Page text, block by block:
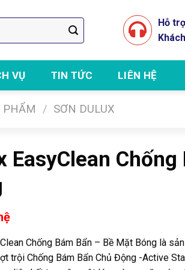
Hỗ trợ
VỤ TIN TỨC LIÊN HỆ
Chuyên thi công
PHẨM / SƠN DULUX
EasyClean
Chống Bám Bẩn – Bề Mặt Bóng là
trội Chống Bám Bẩn Chủ Động -Active